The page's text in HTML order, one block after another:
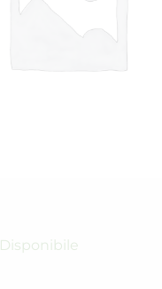
Disponibile